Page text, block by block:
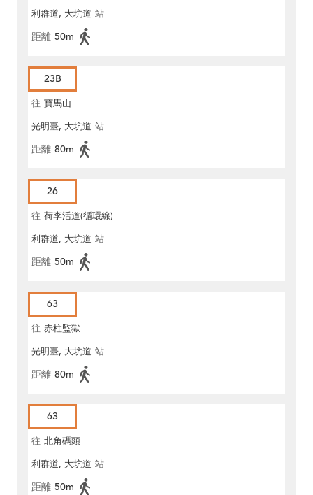
利群道, 大坑道 站
距離 50m
23B
往 寶馬山
光明臺, 大坑道 站
距離 80m
26
往 荷李活道(循環線)
利群道, 大坑道 站
距離 50m
63
往 赤柱監獄
光明臺, 大坑道 站
距離 80m
63
往 北角碼頭
利群道, 大坑道 站
距離 50m